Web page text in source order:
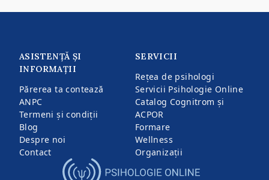
ASISTENȚĂ ȘI
INFORMAȚII
Părerea ta contează
ANPC
Termeni și condiții
Blog
Despre noi
Contact
SERVICII
Rețea de psihologi
Servicii Psihologie Online
Catalog Cognitrom și
ACPOR
Formare
Wellness
Organizații